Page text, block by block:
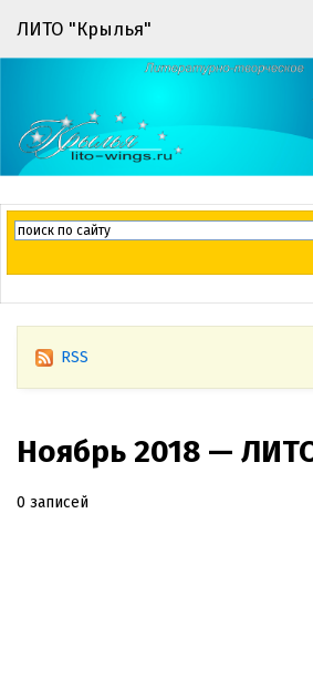
ЛИТО "Крылья"
RSS
Ноябрь 2018 —
0 записей